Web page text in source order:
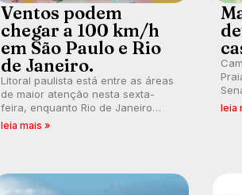
Ventos podem
chegar a 100 km/h
em São Paulo e Rio
de Janeiro.
Litoral paulista está entre as áreas
de maior atenção nesta sexta-
feira, enquanto Rio de Janeiro
também recebe alerta para ventos
leia mais »
leia